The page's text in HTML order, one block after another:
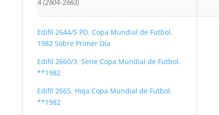
4 (2604-2663)
Edifil 2644/5 PD. Copa Mundial de Futbol.
1982 Sobre Primer Día
Edifil 2660/3. Serie Copa Mundial de Futbol.
**1982
Edifil 2665. Hoja Copa Mundial de Futbol.
**1982